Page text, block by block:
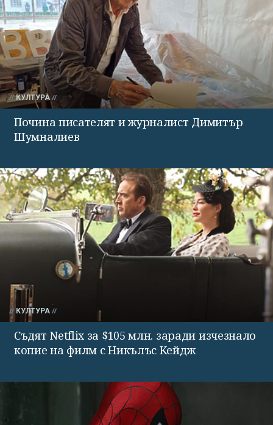
КУЛТУРА
Почина писателят и журналист Димитър
Шумналиев
КУЛТУРА
Съдят Netflix за $105 млн. заради изчезнало
копие на филм с Никълъс Кейдж